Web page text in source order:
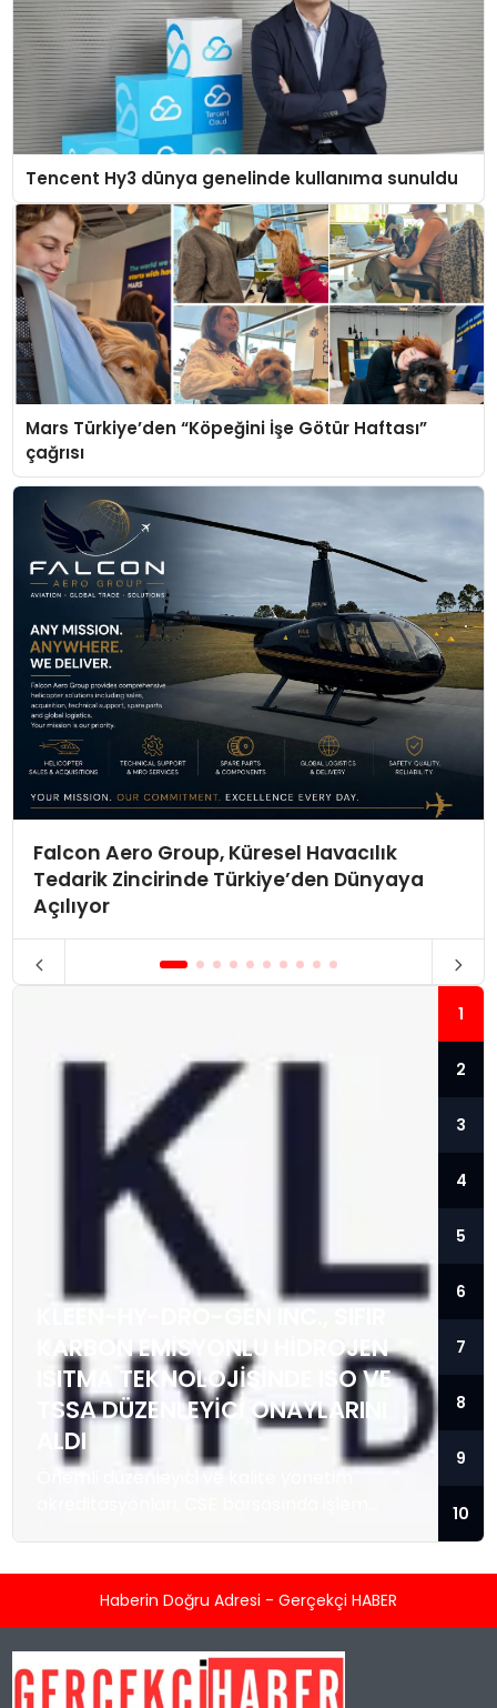
Tencent Hy3 dünya genelinde kullanıma sunuldu
Mars Türkiye’den “Köpeğini İşe Götür Haftası”
çağrısı
Falcon Aero Group, Küresel Havacılık
Tedarik Zincirinde Türkiye’den Dünyaya
Açılıyor
KARBON EMISYONLU HIDROJEN
ISITMA TEKNOLOJISINDE ISO VE
TSSA DÜZENLEYICI ONAYLARINI
ALDI
Sistemlerini üretmek ve satmak üzere
kurumsal sözleşmeler için konumlandırıyor.
TORONTO, KANADA / ACCESS Newswire / 5
1
2
3
4
5
6
7
8
9
10
Haberin Doğru Adresi - Gerçekçi HABER